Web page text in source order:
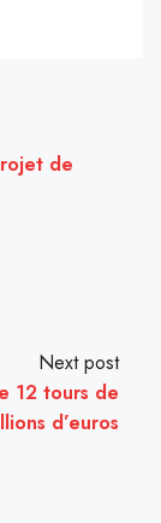
de
Next post
12 tours de
d’euros